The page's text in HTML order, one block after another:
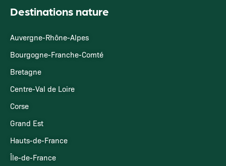
Destinations nature
Auvergne-Rhône-Alpes
Bourgogne-Franche-Comté
Bretagne
Centre-Val de Loire
Corse
Grand Est
Hauts-de-France
Île-de-France